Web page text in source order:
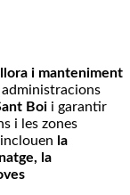
i manteniment
Boi i garantir
i les zones
la
la